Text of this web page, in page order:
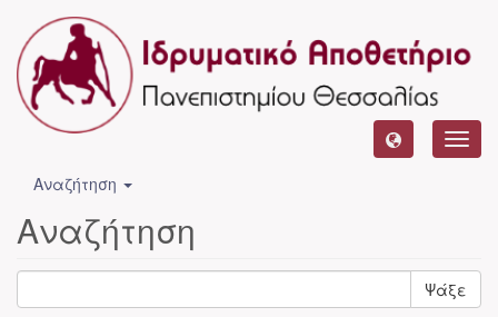
Αναζήτηση
Αναζήτηση
Ψάξε